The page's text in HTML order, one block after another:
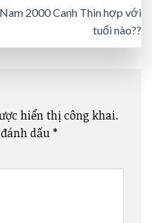
Nam 2000 Canh Thìn hợp với
tuổi nào??
hiển thị công khai.
dấu*